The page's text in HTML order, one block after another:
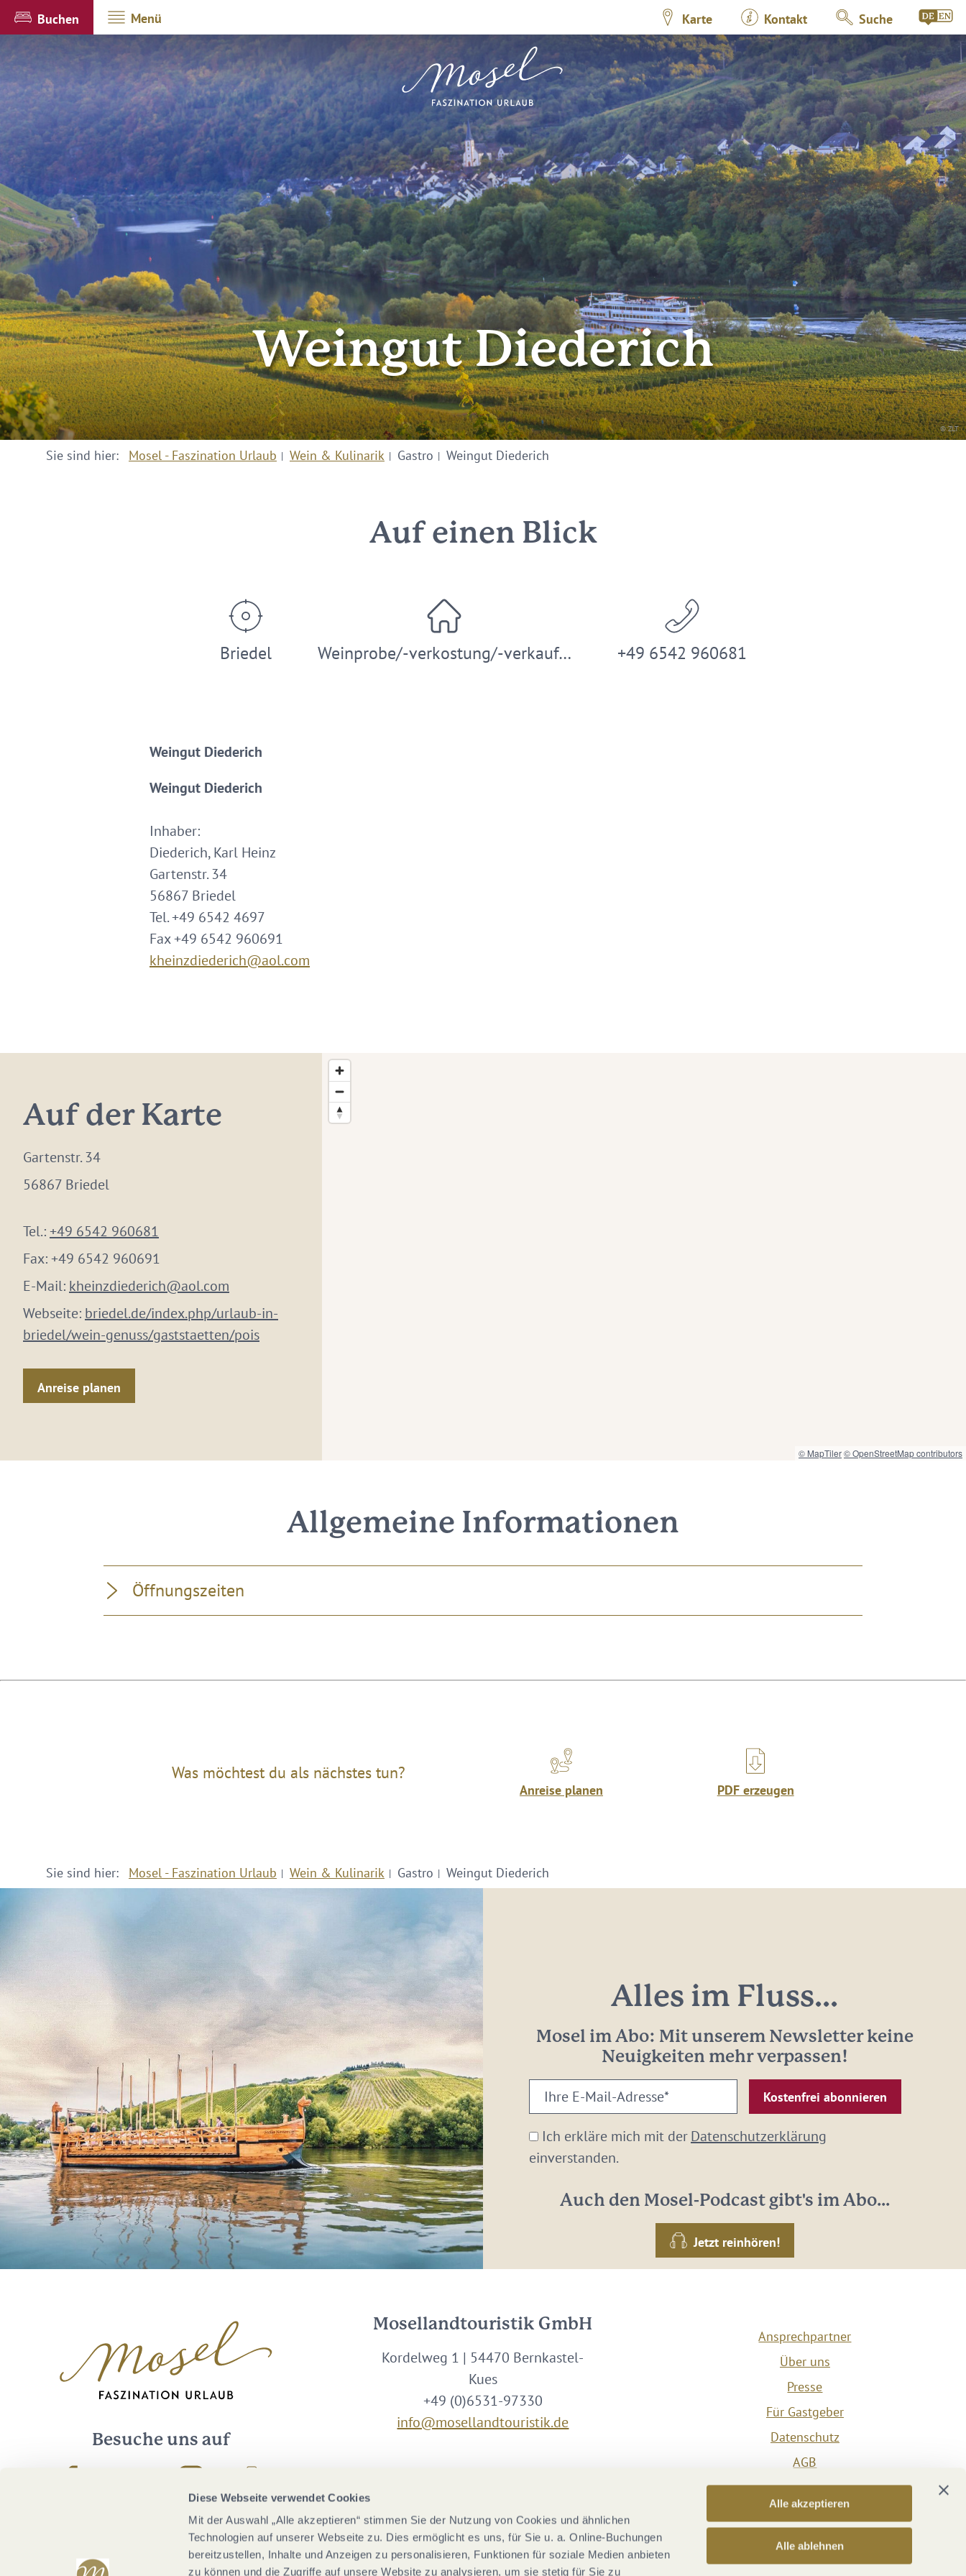
Diese Webseite verwendet Cookies
Mit der Auswahl „Alle akzeptieren“ stimmen Sie der Nutzung von Cookies und ähnlichen
Technologien auf unserer Webseite zu. Dies ermöglicht es uns, für Sie u. a. Online-Buchungen
bereitzustellen, Inhalte und Anzeigen zu personalisieren, Funktionen für soziale Medien anbieten
zu können und die Zugriffe auf unsere Website zu analysieren, um sie stetig für Sie zu
Alle akzeptieren
Alle ablehnen
Buchen Menü Karte Kontakt Suche
© ZLT
Weingut Diederich
Sie sind hier: Mosel - Faszination Urlaub Wein & Kulinarik Gastro Weingut Diederich
Auf einen Blick
Briedel Weinprobe/-verkostung/-verkauf… +49 6542 960681
Weingut Diederich
Weingut Diederich
Inhaber:
Diederich, Karl Heinz
Gartenstr. 34
56867 Briedel
Tel. +49 6542 4697
Fax +49 6542 960691
kheinzdiederich@aol.com
Auf der Karte
Gartenstr. 34
56867 Briedel
Tel.:+49 6542 960681
Fax:+49 6542 960691
E-Mail: kheinzdiederich@aol.com
Webseite: briedel.de/index.php/urlaub-in-
briedel/wein-genuss/gaststaetten/pois
Anreise planen
© MapTiler© OpenStreetMap contributors
Allgemeine Informationen
Öffnungszeiten
Was möchtest du als nächstes tun?
Anreise planen PDF erzeugen
Sie sind hier: Mosel - Faszination Urlaub Wein & Kulinarik Gastro Weingut Diederich
Alles im Fluss...
Mosel im Abo: Mit unserem Newsletter keine
Neuigkeiten mehr verpassen!
Ihre
E-
Mail-
Adresse:
Ich erkläre mich mit derDatenschutzerklärung
einverstanden.
Auch den Mosel-Podcast gibt's im Abo...
Jetzt reinhören!
Besuche uns auf
Mosellandtouristik GmbH
Kordelweg 1 | 54470 Bernkastel-
Kues
+49 (0)6531-97330
info@mosellandtouristik.de
Ansprechpartner
Über uns
Presse
Für Gastgeber
Datenschutz
AGB
Impressum
Barrierefreiheit
Vertrag widerrufen
Versicherungsvertrag widerrufen